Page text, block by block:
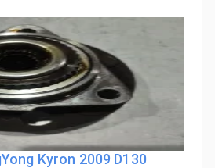
Kyron 2009 D130